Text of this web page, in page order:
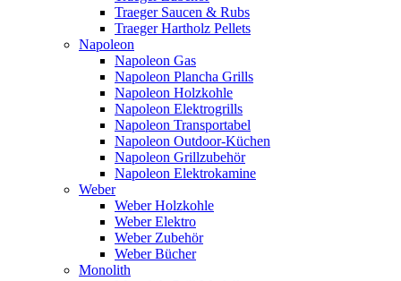
Traeger Saucen & Rubs
Traeger Hartholz Pellets
Napoleon
Napoleon Gas
Napoleon Plancha Grills
Napoleon Holzkohle
Napoleon Elektrogrills
Napoleon Transportabel
Napoleon Outdoor-Küchen
Napoleon Grillzubehör
Napoleon Elektrokamine
Weber
Weber Holzkohle
Weber Elektro
Weber Zubehör
Weber Bücher
Monolith